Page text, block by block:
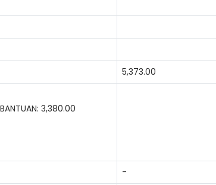
5,373.00
BANTUAN: 3,380.00
-